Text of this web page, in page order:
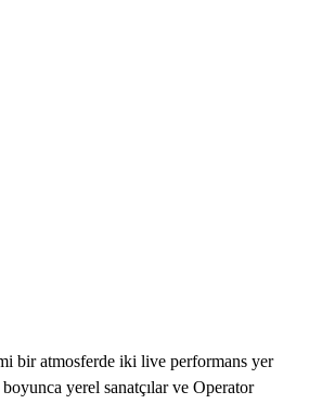
bir atmosferde iki live performans yer
yerel sanatçılar ve Operator